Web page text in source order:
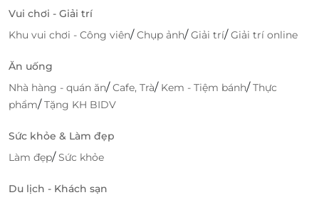
Vui chơi - Giải trí
Khu vui chơi - Công viên/Chụp ảnh/Giải trí/Giải trí online
Ăn uống
Nhà hàng - quán ăn/Cafe, Trà/ Kem - Tiệm bánh/Thực
phẩm/Tặng KH BIDV
Sức khỏe & Làm đẹp
Làm đẹp/Sức khỏe
Du lịch - Khách sạn